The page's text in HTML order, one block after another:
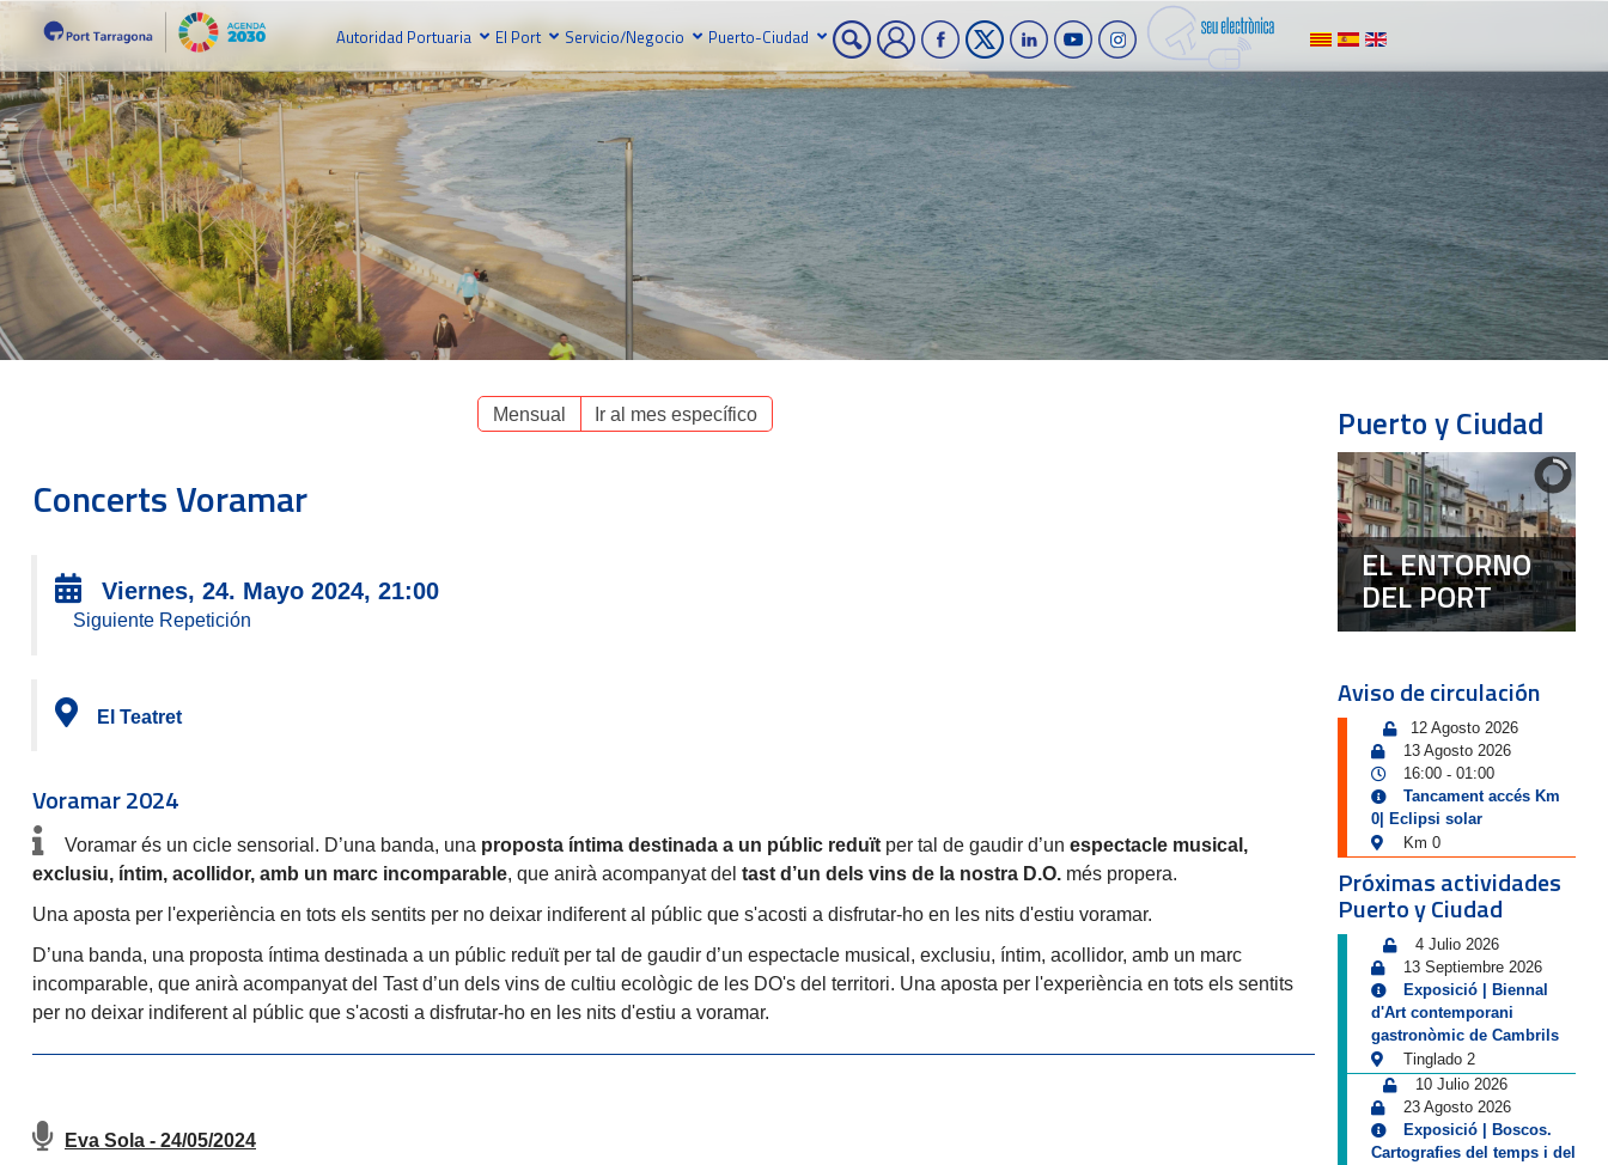
Autoridad Portuaria El Port Servicio/Negocio Puerto-Ciudad
Mensual Ir al mes específico
Concerts Voramar
Viernes, 24. Mayo 2024, 21:00
Siguiente Repetición
El Teatret
Voramar 2024
Voramar és un cicle sensorial. D’una banda, una proposta íntima destinada a un públic reduït per tal de gaudir d’un espectacle musical,
exclusiu, íntim, acollidor, amb un marc incomparable, que anirà acompanyat del tast d’un dels vins de la nostra D.O. més propera.
Una aposta per l'experiència en tots els sentits per no deixar indiferent al públic que s'acosti a disfrutar-ho en les nits d'estiu voramar.
D’una banda, una proposta íntima destinada a un públic reduït per tal de gaudir d’un espectacle musical, exclusiu, íntim, acollidor, amb un marc
incomparable, que anirà acompanyat del Tast d’un dels vins de cultiu ecològic de les DO's del territori. Una aposta per l'experiència en tots els sentits
per no deixar indiferent al públic que s'acosti a disfrutar-ho en les nits d'estiu a voramar.
Eva Sola - 24/05/2024
Puerto y Ciudad
EL ENTORNO
DEL PORT
Aviso de circulación
12 Agosto 2026
13 Agosto 2026
16:00- 01:00
Tancament accés Km
0| Eclipsi solar
Km 0
Próximas actividades
Puerto y Ciudad
4 Julio 2026
13 Septiembre 2026
Exposició | Biennal
d'Art contemporani
gastronòmic de Cambrils
Tinglado 2
10 Julio 2026
23 Agosto 2026
Exposició | Boscos.
Cartografies del temps i del